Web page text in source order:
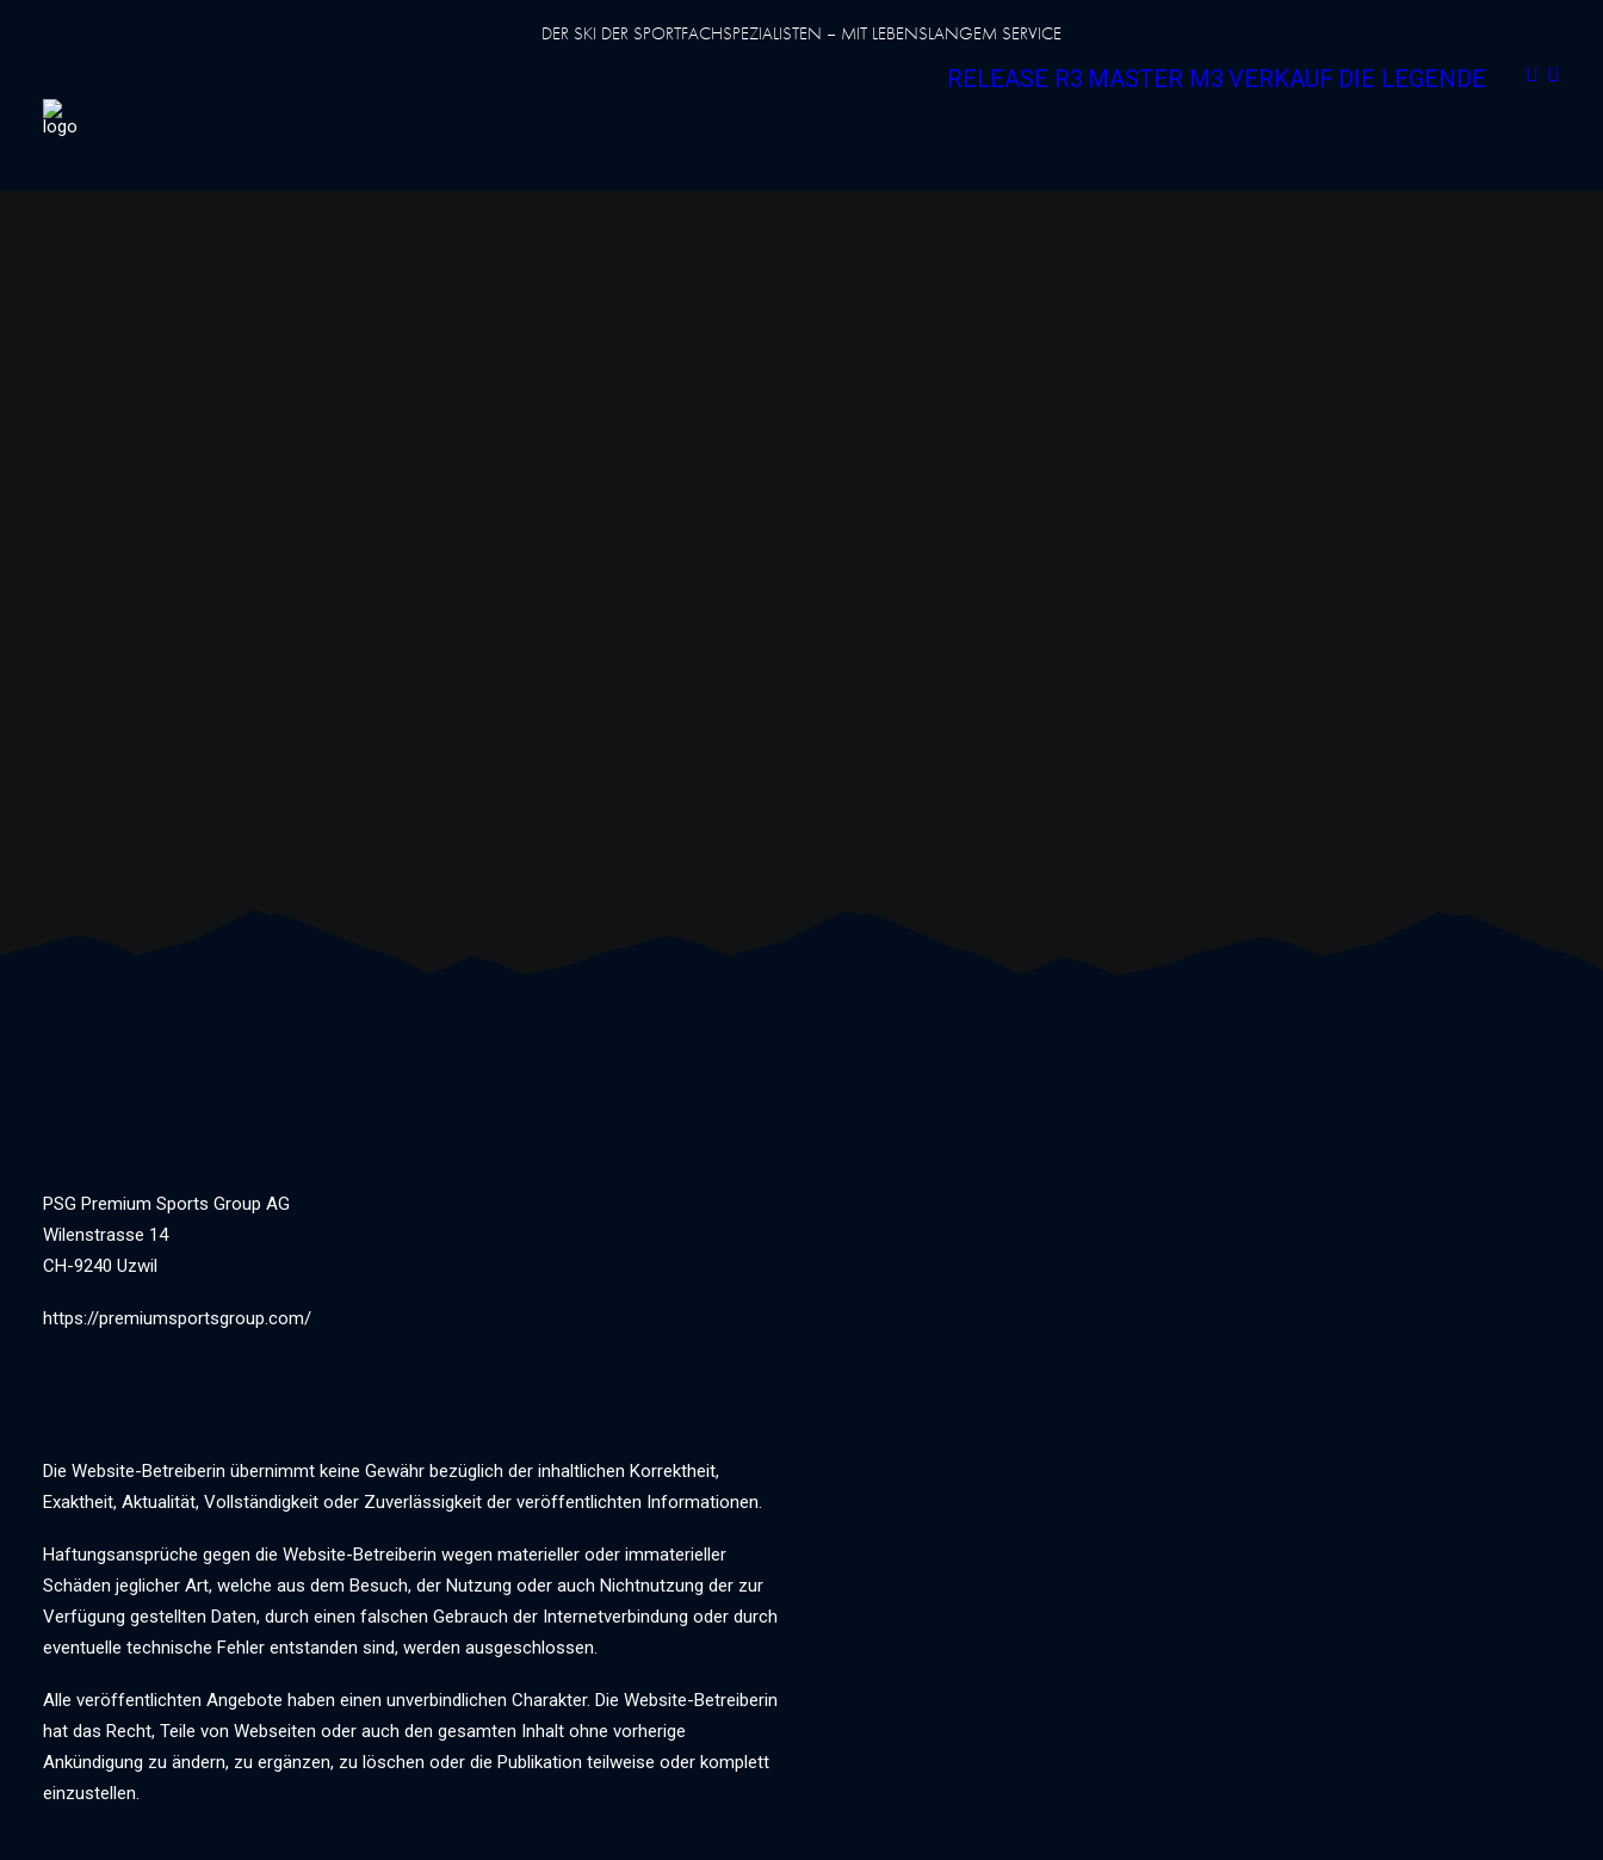
DER SKI DER SPORTFACHSPEZIALISTEN – MIT LEBENSLANGEM SERVICE
RELEASE R3 MASTER M3 VERKAUF DIE LEGENDE
PSG Premium Sports Group AG
Wilenstrasse 14
CH-9240 Uzwil
https://premiumsportsgroup.com/
Die Website-Betreiberin übernimmt keine Gewähr bezüglich der inhaltlichen Korrektheit,
Exaktheit, Aktualität, Vollständigkeit oder Zuverlässigkeit der veröffentlichten Informationen.
Haftungsansprüche gegen die Website-Betreiberin wegen materieller oder immaterieller
Schäden jeglicher Art, welche aus dem Besuch, der Nutzung oder auch Nichtnutzung der zur
Verfügung gestellten Daten, durch einen falschen Gebrauch der Internetverbindung oder durch
eventuelle technische Fehler entstanden sind, werden ausgeschlossen.
Alle veröffentlichten Angebote haben einen unverbindlichen Charakter. Die Website-Betreiberin
hat das Recht, Teile von Webseiten oder auch den gesamten Inhalt ohne vorherige
Ankündigung zu ändern, zu ergänzen, zu löschen oder die Publikation teilweise oder komplett
einzustellen.